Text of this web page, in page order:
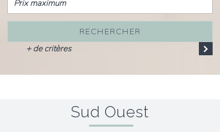
RECHERCHER
+ de critères
Sud Ouest